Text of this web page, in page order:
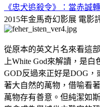
《忠犬追殺令》：當赤誠
2015年金馬奇幻影展 電影
從原本的英文片名來看這
上White God來解讀，是
GOD反過來正好是DOG
著大自然的萬物，借喻看
萬物存有善意。但純潔如